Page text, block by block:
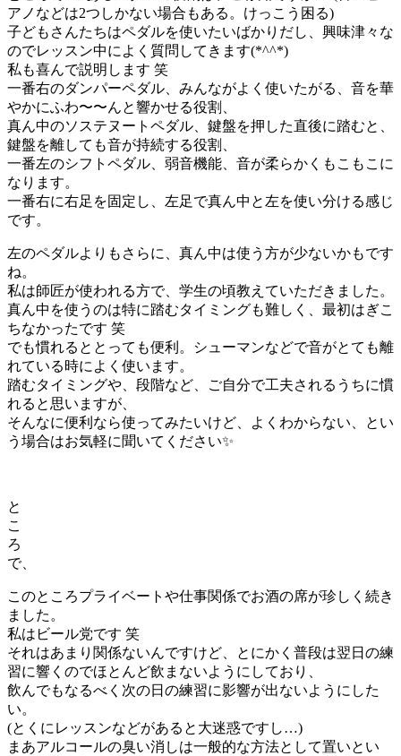
アノなどは2つしかない場合もある。けっこう困る)
子どもさんたちはペダルを使いたいばかりだし、興味津々な
のでレッスン中によく質問してきます(*^^*)
私も喜んで説明します 笑
一番右のダンパーペダル、みんながよく使いたがる、音を華
やかにふわ〜〜んと響かせる役割、
真ん中のソステヌートペダル、鍵盤を押した直後に踏むと、
鍵盤を離しても音が持続する役割、
一番左のシフトペダル、弱音機能、音が柔らかくもこもこに
なります。
一番右に右足を固定し、左足で真ん中と左を使い分ける感じ
です。
左のペダルよりもさらに、真ん中は使う方が少ないかもです
ね。
私は師匠が使われる方で、学生の頃教えていただきました。
真ん中を使うのは特に踏むタイミングも難しく、最初はぎこ
ちなかったです 笑
でも慣れるととっても便利。シューマンなどで音がとても離
れている時によく使います。
踏むタイミングや、段階など、ご自分で工夫されるうちに慣
れると思いますが、
そんなに便利なら使ってみたいけど、よくわからない、とい
う場合はお気軽に聞いてください✨
と
こ
ろ
で、
このところプライベートや仕事関係でお酒の席が珍しく続き
ました。
私はビール党です 笑
それはあまり関係ないんですけど、とにかく普段は翌日の練
習に響くのでほとんど飲まないようにしており、
飲んでもなるべく次の日の練習に影響が出ないようにした
い。
(とくにレッスンなどがあると大迷惑ですし…)
まあアルコールの臭い消しは一般的な方法として置いとい